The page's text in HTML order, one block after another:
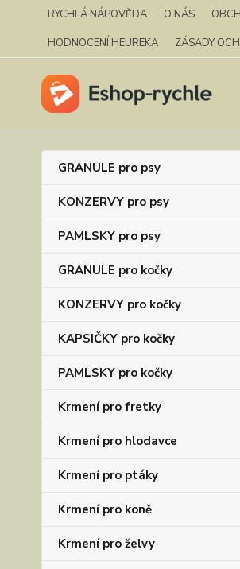
RYCHLÁ NÁPOVĚDA O NÁS
HODNOCENÍ HEUREKA
ZÁSADY
GRANULE pro psy
KONZERVY pro psy
PAMLSKY pro psy
GRANULE pro kočky
KONZERVY pro kočky
KAPSIČKY pro kočky
PAMLSKY pro kočky
Krmení pro fretky
Krmení pro hlodavce
Krmení pro ptáky
Krmení pro koně
Krmení pro želvy